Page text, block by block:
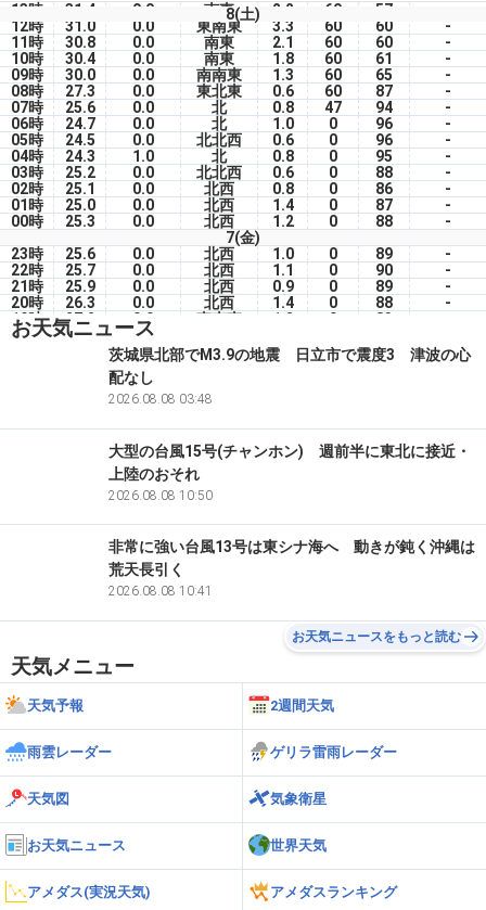
8(土)
13時 31.4 0.0 南東 2.2 60 57
12時
31.0 0.0 東南東 3.3 60 60
-
11時
30.8 0.0 南東 2.1 60 60
-
10時
30.4 0.0 南東 1.8 60 61
-
09時
30.0 0.0 南南東 1.3 60 65
-
08時
27.3 0.0 東北東 0.6 60 87
-
07時
25.6 0.0 北 0.8 47 94
-
06時
24.7 0.0 北 1.0 0 96
-
05時
24.5 0.0 北北西 0.6 0 96
-
04時
24.3 1.0 北 0.8 0 95
-
03時
25.2 0.0 北北西 0.6 0 88
-
02時
25.1 0.0 北西 0.8 0 86
-
01時
25.0 0.0 北西 1.4 0 87
-
00時
25.3 0.0 北西 1.2 0 88
-
7(金)
23時
25.6 0.0 北西 1.0 0 89
-
22時
25.7 0.0 北西 1.1 0 90
-
21時
25.9 0.0 北西 0.9 0 89
-
20時
26.3 0.0 北西 1.4 0 88
-
19時
27.2 0.0 東南東 1.2 0 83
18時
28.6 0.0
0.0 南東 1.9 52 72
-
0.0 2.2 52 74
0.0
0.0 東南東
お天気ニュース
茨城県北部でM3.9の地震 日立市で震度3 津波の心
配なし
2026.08.08 03:48
大型の台風15号(チャンホン) 週前半に東北に接近・
上陸のおそれ
2026.08.08 10:50
非常に強い台風13号は東シナ海へ 動きが鈍く沖縄は
荒天長引く
2026.08.08 10:41
お天気ニュースをもっと読む
天気メニュー
天気予報 2週間天気
雨雲レーダー ゲリラ雷雨レーダー
天気図 気象衛星
お天気ニュース 世界天気
アメダス(実況天気) アメダスランキング